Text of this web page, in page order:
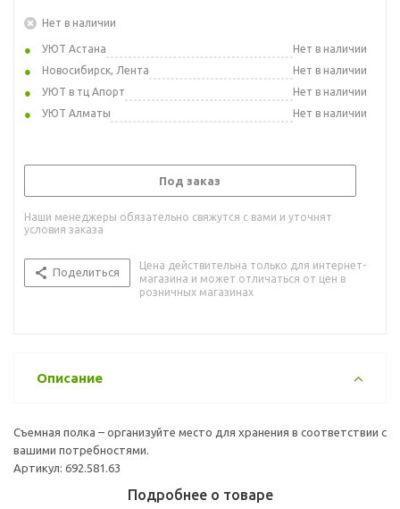
Нет в наличии
УЮТ Астана
Нет в наличии
Новосибирск, Лента
Нет в наличии
УЮТ в тц Апорт
Нет в наличии
УЮТ Алматы
Нет в наличии
Под заказ
Наши менеджеры обязательно свяжутся с вами и уточнят
условия заказа
Поделиться
Цена действительна только для интернет-
магазина и может отличаться от цен в
розничных магазинах
Описание
Съемная полка – организуйте место для хранения в соответствии с
вашими потребностями.
Артикул: 692.581.63
Подробнее о товаре